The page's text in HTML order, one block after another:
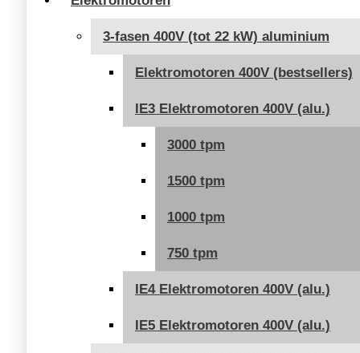
3-fasen 400V (tot 22 kW) aluminium
Elektromotoren 400V (bestsellers)
IE3 Elektromotoren 400V (alu.)
3000 tpm
1500 tpm
1000 tpm
750 tpm
IE4 Elektromotoren 400V (alu.)
IE5 Elektromotoren 400V (alu.)